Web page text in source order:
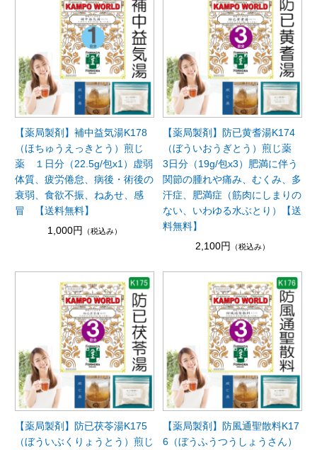
【薬局製剤】補中益気湯K178
（ほちゅうえっきとう）煎じ
薬 １日分（22.5g/包x1）虚弱
体質、疲労倦怠、病後・術後の
衰弱、食欲不振、ねあせ、感
冒 【送料無料】
1,000円 （税込み）
【薬局製剤】防已黄耆湯K174
（ぼういおうぎとう）煎じ薬
3日分（19g/包x3）肥満に伴う
関節の腫れや痛み、むくみ、多
汗症、肥満症（筋肉にしまりの
ない、いわゆる水ぶとり）【送
料無料】
2,100円
（税込み）
【薬局製剤】防已茯苓湯K175
（ぼういぶくりょうとう）煎じ
【薬局製剤】防風通聖散料K17
6（ぼうふうつうしょうさん）